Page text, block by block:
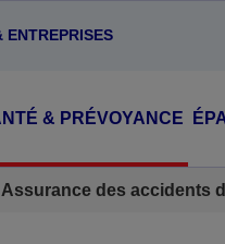
ENTREPRISES
& PRÉVOYANCE
Assurance des accidents